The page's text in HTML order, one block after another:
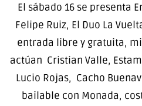
El sábado 16 se presenta
Felipe Ruiz, El Duo La
entrada libre y gratuita,
actúan Cristian Valle,
Lucio Rojas, Cacho
bailable con Monada,